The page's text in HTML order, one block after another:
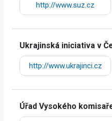
http://www.suz.cz
Ukrajinská iniciativa v
http://www.ukrajinci.cz
Úřad Vysokého